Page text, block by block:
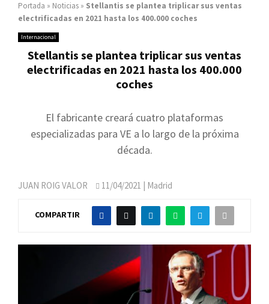
Portada » Noticias » Stellantis se plantea triplicar sus ventas
electrificadas en 2021 hasta los 400.000 coches
Internacional
Stellantis se plantea triplicar sus ventas
electrificadas en 2021 hasta los 400.000
coches
El fabricante creará cuatro plataformas
especializadas para VE a lo largo de la próxima
década.
JUAN ROIG VALOR 11/04/2021 | Madrid
COMPARTIR